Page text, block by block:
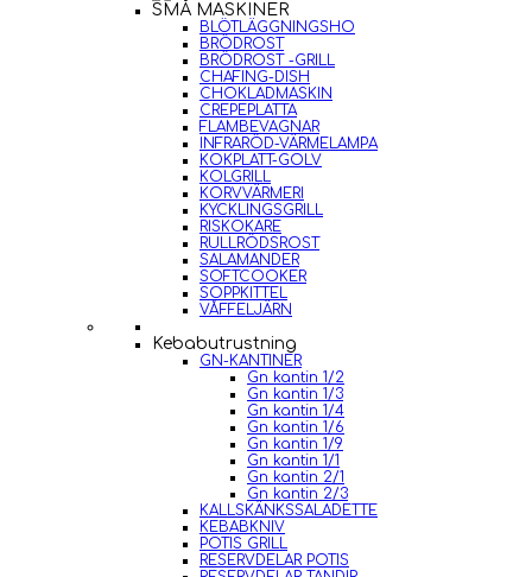
SMÅ MASKINER
BLÖTLÄGGNINGSHO
BRÖDROST
BRÖDROST -GRILL
CHAFING-DISH
CHOKLADMASKIN
CREPEPLATTA
FLAMBEVAGNAR
INFRARÖD-VÄRMELAMPA
KOKPLATT-GOLV
KOLGRILL
KORVVÄRMERI
KYCKLINGSGRILL
RISKOKARE
RULLRÖDSROST
SALAMANDER
SOFTCOOKER
SOPPKITTEL
VÅFFELJÄRN
Kebabutrustning
GN-KANTINER
Gn kantin 1/2
Gn kantin 1/3
Gn kantin 1/4
Gn kantin 1/6
Gn kantin 1/9
Gn kantin 1/1
Gn kantin 2/1
Gn kantin 2/3
KALLSKÄNKSSALADETTE
KEBABKNIV
POTIS GRILL
RESERVDELAR POTIS